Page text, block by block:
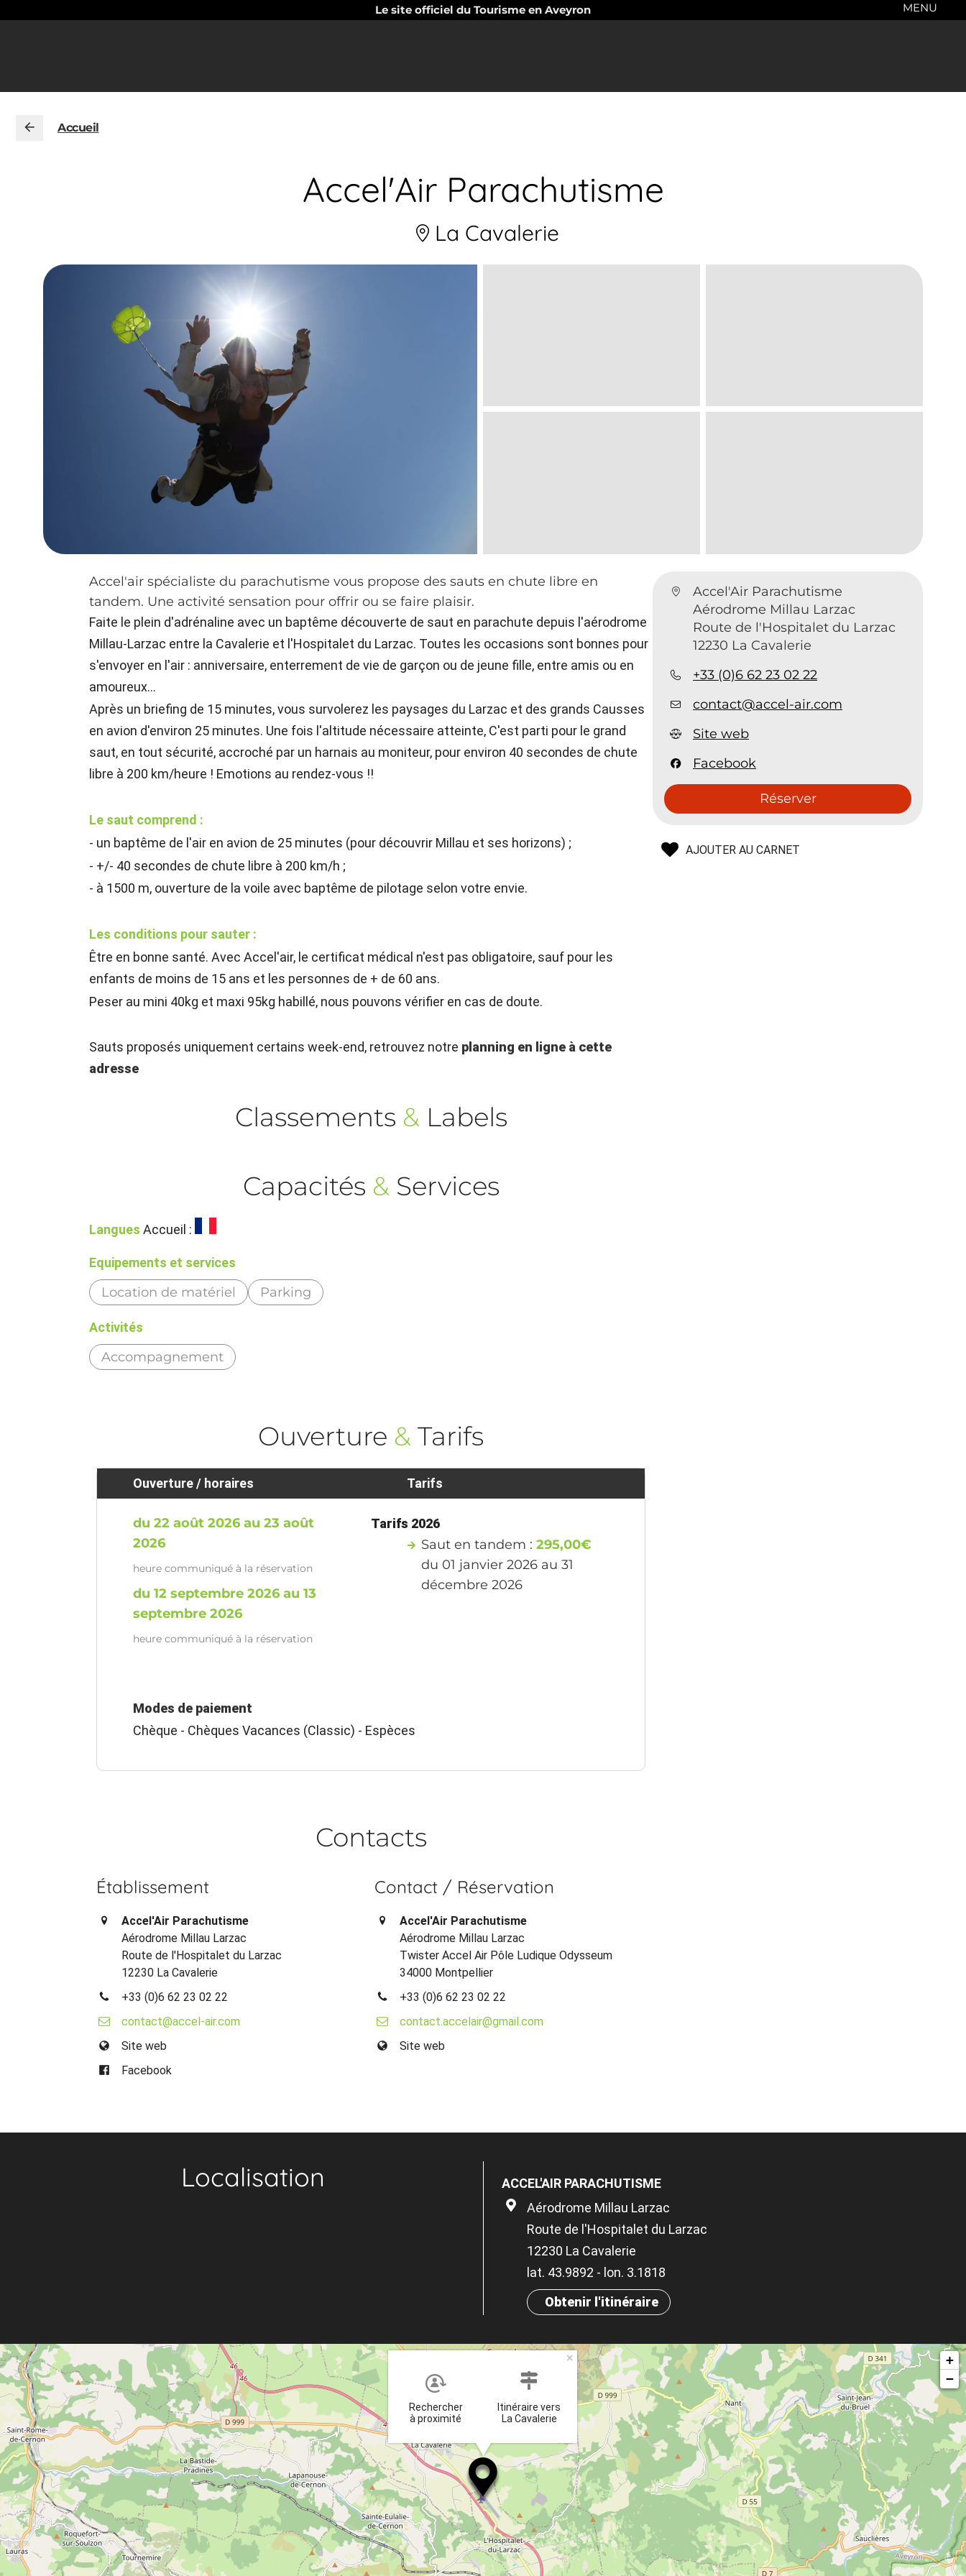
Le site officiel du Tourisme en Aveyron MENU
Accueil
Accel'Air Parachutisme
La Cavalerie
Accel'Air Parachutisme
Aérodrome Millau Larzac
Route de l'Hospitalet du Larzac
12230 La Cavalerie
+33 (0)6 62 23 02 22
contact@accel-air.com
Site web
Facebook
Réserver
AJOUTER AU CARNET
Accel'air spécialiste du parachutisme vous propose des sauts en chute libre en
tandem. Une activité sensation pour offrir ou se faire plaisir.
Faite le plein d'adrénaline avec un baptême découverte de saut en parachute depuis l'aérodrome
Millau-Larzac entre la Cavalerie et l'Hospitalet du Larzac. Toutes les occasions sont bonnes pour
s'envoyer en l'air : anniversaire, enterrement de vie de garçon ou de jeune fille, entre amis ou en
amoureux...
Après un briefing de 15 minutes, vous survolerez les paysages du Larzac et des grands Causses
en avion d'environ 25 minutes. Une fois l'altitude nécessaire atteinte, C'est parti pour le grand
saut, en tout sécurité, accroché par un harnais au moniteur, pour environ 40 secondes de chute
libre à 200 km/heure ! Emotions au rendez-vous !!
Le saut comprend :
- un baptême de l'air en avion de 25 minutes (pour découvrir Millau et ses horizons) ;
- +/- 40 secondes de chute libre à 200 km/h ;
- à 1500 m, ouverture de la voile avec baptême de pilotage selon votre envie.
Les conditions pour sauter :
Être en bonne santé. Avec Accel'air, le certificat médical n'est pas obligatoire, sauf pour les
enfants de moins de 15 ans et les personnes de + de 60 ans.
Peser au mini 40kg et maxi 95kg habillé, nous pouvons vérifier en cas de doute.
Sauts proposés uniquement certains week-end, retrouvez notre planning en ligne à cette
adresse
Classements & Labels
Capacités & Services
Langues Accueil :
Equipements et services
Location de matériel Parking
Activités
Accompagnement
Ouverture & Tarifs
Ouverture / horaires
du 22 août 2026 au 23 août
2026
heure communiqué à la réservation
du 12 septembre 2026 au 13
septembre 2026
heure communiqué à la réservation
Tarifs
Tarifs 2026
Saut en tandem :295,00€
du 01 janvier 2026 au 31
décembre 2026
Modes de paiement
Chèque - Chèques Vacances (Classic) - Espèces
Contacts
Établissement
Accel'Air Parachutisme
Aérodrome Millau Larzac
Route de l'Hospitalet du Larzac
12230 La Cavalerie
+33 (0)6 62 23 02 22
contact@accel-air.com
Site web
Facebook
Contact / Réservation
Accel'Air Parachutisme
Aérodrome Millau Larzac
Twister Accel Air Pôle Ludique Odysseum
34000 Montpellier
+33 (0)6 62 23 02 22
contact.accelair@gmail.com
Site web
Localisation
ACCEL'AIR PARACHUTISME
Aérodrome Millau Larzac
Route de l'Hospitalet du Larzac
12230 La Cavalerie
lat. 43.9892 - lon. 3.1818
Obtenir l'itinéraire
Rechercher
à proximité
Itinéraire vers
La Cavalerie
×
+
−